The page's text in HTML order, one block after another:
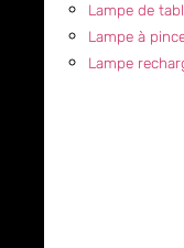
Lampe de
Lampe à
Lampe